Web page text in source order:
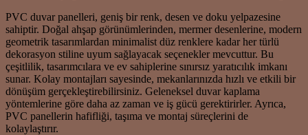
PVC duvar panelleri, geniş bir renk, desen ve doku yelpazesine
sahiptir. Doğal ahşap görünümlerinden, mermer desenlerine, modern
geometrik tasarımlardan minimalist düz renklere kadar her türlü
dekorasyon stiline uyum sağlayacak seçenekler mevcuttur. Bu
çeşitlilik, tasarımcılara ve ev sahiplerine sınırsız yaratıcılık imkanı
sunar. Kolay montajları sayesinde, mekanlarınızda hızlı ve etkili bir
dönüşüm gerçekleştirebilirsiniz. Geleneksel duvar kaplama
yöntemlerine göre daha az zaman ve iş gücü gerektirirler. Ayrıca,
PVC panellerin hafifliği, taşıma ve montaj süreçlerini de
kolaylaştırır.